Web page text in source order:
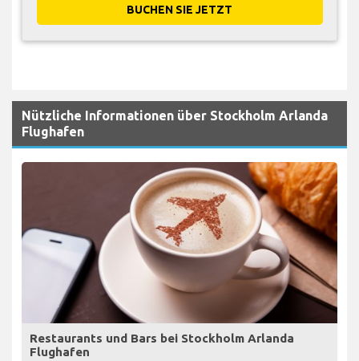
BUCHEN SIE JETZT
Nützliche Informationen über Stockholm Arlanda
Flughafen
Restaurants und Bars bei Stockholm Arlanda
Flughafen